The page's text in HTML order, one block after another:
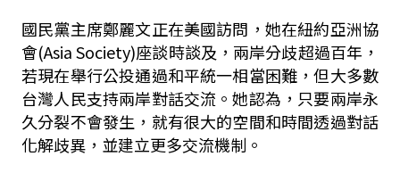
國民黨主席鄭麗文正在美國訪問，她在紐約亞洲協
會(Asia Society)座談時談及，兩岸分歧超過百年，
若現在舉行公投通過和平統一相當困難，但大多數
台灣人民支持兩岸對話交流。她認為，只要兩岸永
久分裂不會發生，就有很大的空間和時間透過對話
化解歧異，並建立更多交流機制。